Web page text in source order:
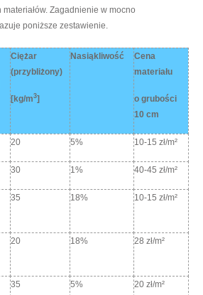
Zagadnienie w mocno
poniższe zestawienie.
Ciężar
(przybliżony)
[kg/m3]
Nasiąkliwość
Cena
materiału
o grubości
10 cm
20 5% 10-15 zł/m²
30 1% 40-45 zł/m²
35 18% 10-15 zł/m²
20 18% 28 zł/m²
35 5% 20 zł/m²